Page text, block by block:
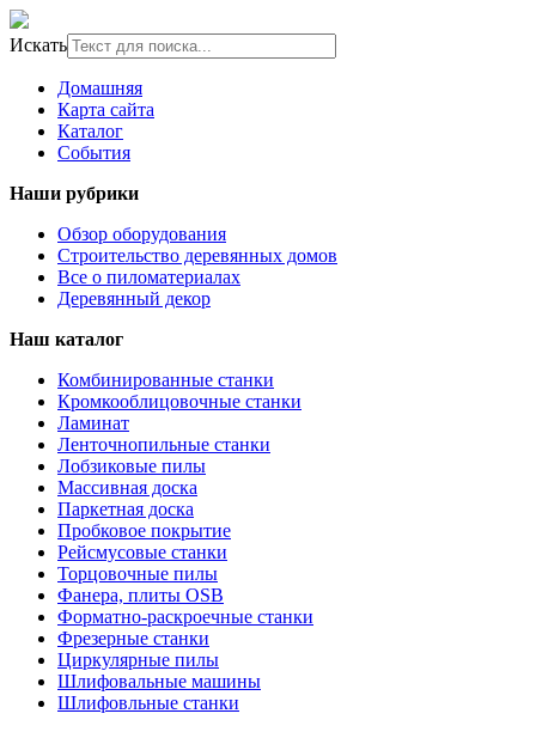
Искать
Домашняя
Карта сайта
Каталог
События
Наши рубрики
Обзор оборудования
Строительство деревянных домов
Все о пиломатериалах
Деревянный декор
Наш каталог
Комбинированные станки
Кромкооблицовочные станки
Ламинат
Ленточнопильные станки
Лобзиковые пилы
Массивная доска
Паркетная доска
Пробковое покрытие
Рейсмусовые станки
Торцовочные пилы
Фанера, плиты OSB
Форматно-раскроечные станки
Фрезерные станки
Циркулярные пилы
Шлифовальные машины
Шлифовльные станки